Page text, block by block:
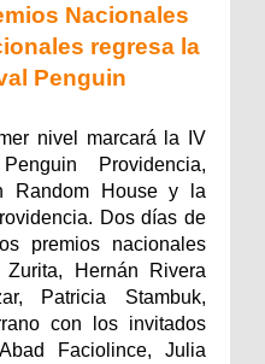
Nacionales
regresa la
Penguin
nivel marcará la IV
Providencia,
Random House y la
Dos días de
premios nacionales
Hernán Rivera
Patricia Stambuk,
con los invitados
Faciolince, Julia